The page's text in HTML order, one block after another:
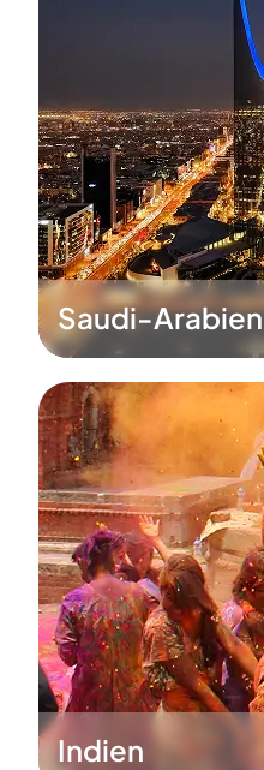
Saudi-Arabien
Indien